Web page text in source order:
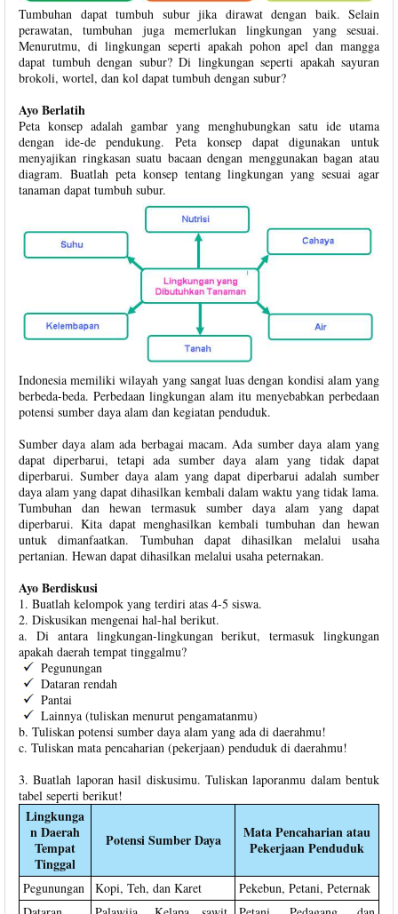
Tumbuhan dapat tumbuh subur jika dirawat dengan baik. Selain
perawatan, tumbuhan juga memerlukan lingkungan yang sesuai.
Menurutmu, di lingkungan seperti apakah pohon apel dan mangga
dapat tumbuh dengan subur? Di lingkungan seperti apakah sayuran
brokoli, wortel, dan kol dapat tumbuh dengan subur?
Ayo Berlatih
Peta konsep adalah gambar yang menghubungkan satu ide utama
dengan ide-de pendukung. Peta konsep dapat digunakan untuk
menyajikan ringkasan suatu bacaan dengan menggunakan bagan atau
diagram. Buatlah peta konsep tentang lingkungan yang sesuai agar
tanaman dapat tumbuh subur.
Indonesia memiliki wilayah yang sangat luas dengan kondisi alam yang
berbeda-beda. Perbedaan lingkungan alam itu menyebabkan perbedaan
potensi sumber daya alam dan kegiatan penduduk.
Sumber daya alam ada berbagai macam. Ada sumber daya alam yang
dapat diperbarui, tetapi ada sumber daya alam yang tidak dapat
diperbarui. Sumber daya alam yang dapat diperbarui adalah sumber
daya alam yang dapat dihasilkan kembali dalam waktu yang tidak lama.
Tumbuhan dan hewan termasuk sumber daya alam yang dapat
diperbarui. Kita dapat menghasilkan kembali tumbuhan dan hewan
untuk dimanfaatkan. Tumbuhan dapat dihasilkan melalui usaha
pertanian. Hewan dapat dihasilkan melalui usaha peternakan.
Ayo Berdiskusi
1. Buatlah kelompok yang terdiri atas 4-5 siswa.
2. Diskusikan mengenai hal-hal berikut.
a. Di antara lingkungan-lingkungan berikut, termasuk lingkungan
apakah daerah tempat tinggalmu?
Pegunungan
Dataran rendah
Pantai
Lainnya (tuliskan menurut pengamatanmu)
b. Tuliskan potensi sumber daya alam yang ada di daerahmu!
c. Tuliskan mata pencaharian (pekerjaan) penduduk di daerahmu!
3. Buatlah laporan hasil diskusimu. Tuliskan laporanmu dalam bentuk
tabel seperti berikut!
Lingkunga
n Daerah
Tempat
Tinggal
Potensi Sumber Daya
Mata Pencaharian atau
Pekerjaan Penduduk
Pegunungan Kopi, Teh, dan Karet
Pekebun, Petani, Peternak